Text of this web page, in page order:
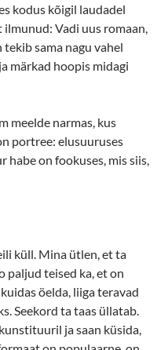
kodus kõigil laudadel
Vadi uus romaan,
sama nagu vahel
märkad hoopis midagi
meelde narmas, kus
portree: elusuuruses
habe on fookuses, mis siis,
küll. Mina ütlen, et ta
paljud teised ka, et on
öelda, liiga teravad
Seekord ta taas üllatab.
ja saan küsida,